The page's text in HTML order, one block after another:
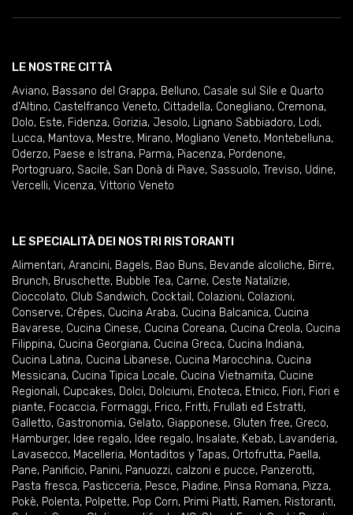
LE NOSTRE CITTÀ
Aviano, Bassano del Grappa, Belluno, Casale sul Sile e Quarto
d'Altino, Castelfranco Veneto, Cittadella, Conegliano, Cremona,
Dolo, Este, Fidenza, Gorizia, Jesolo, Lignano Sabbiadoro, Lodi,
Lucca, Mantova, Mestre, Mirano, Mogliano Veneto, Montebelluna,
Oderzo, Paese e Istrana, Parma, Piacenza, Pordenone,
Portogruaro, Sacile, San Donà di Piave, Sassuolo, Treviso, Udine,
Vercelli, Vicenza, Vittorio Veneto
LE SPECIALITÀ DEI NOSTRI RISTORANTI
Alimentari, Arancini, Bagels, Bao Buns, Bevande alcoliche, Birre,
Brunch, Bruschette, Bubble Tea, Carne, Ceste Natalizie,
Cioccolato, Club Sandwich, Cocktail , Colazioni, Colazioni,
Conserve, Crêpes, Cucina Araba, Cucina Balcanica, Cucina
Bavarese, Cucina Cinese, Cucina Coreana, Cucina Creola, Cucina
Filippina, Cucina Georgiana, Cucina Greca, Cucina Indiana,
Cucina Latina, Cucina Libanese, Cucina Marocchina, Cucina
Messicana, Cucina Tipica Locale, Cucina Vietnamita, Cucine
Regionali, Cupcakes, Dolci, Dolciumi, Enoteca, Etnico, Fiori, Fiori e
piante, Focaccia, Formaggi, Frico, Fritti, Frullati ed Estratti,
Galletto, Gastronomia, Gelato, Giapponese, Gluten free, Greco,
Hamburger, Idee regalo, Idee regalo, Insalate, Kebab, Lavanderia,
Lavasecco, Macelleria, Montaditos y Tapas, Ortofrutta, Paella,
Pane, Panificio, Panini, Panuozzi, calzoni e pucce, Panzerotti,
Pasta fresca, Pasticceria, Pesce, Piadine, Pinsa Romana, Pizza,
Pokè, Polenta, Polpette, Pop Corn, Primi Piatti, Ramen, Ristoranti,